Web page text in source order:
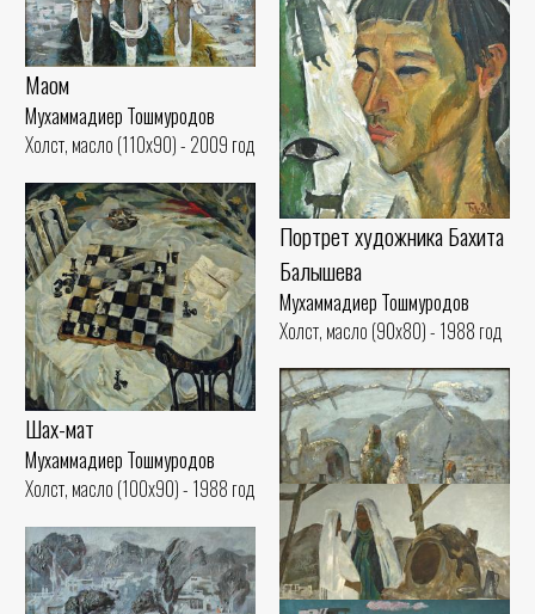
Мақом
Мухаммадиер Тошмуродов
Холст, масло (110x90) - 2009 год
Портрет художника Бахита
Балышева
Мухаммадиер Тошмуродов
Холст, масло (90x80) - 1988 год
Шах-мат
Мухаммадиер Тошмуродов
Холст, масло (100x90) - 1988 год
У тандыра. Из серии “Гелан”
Мухаммадиер Тошмуродов